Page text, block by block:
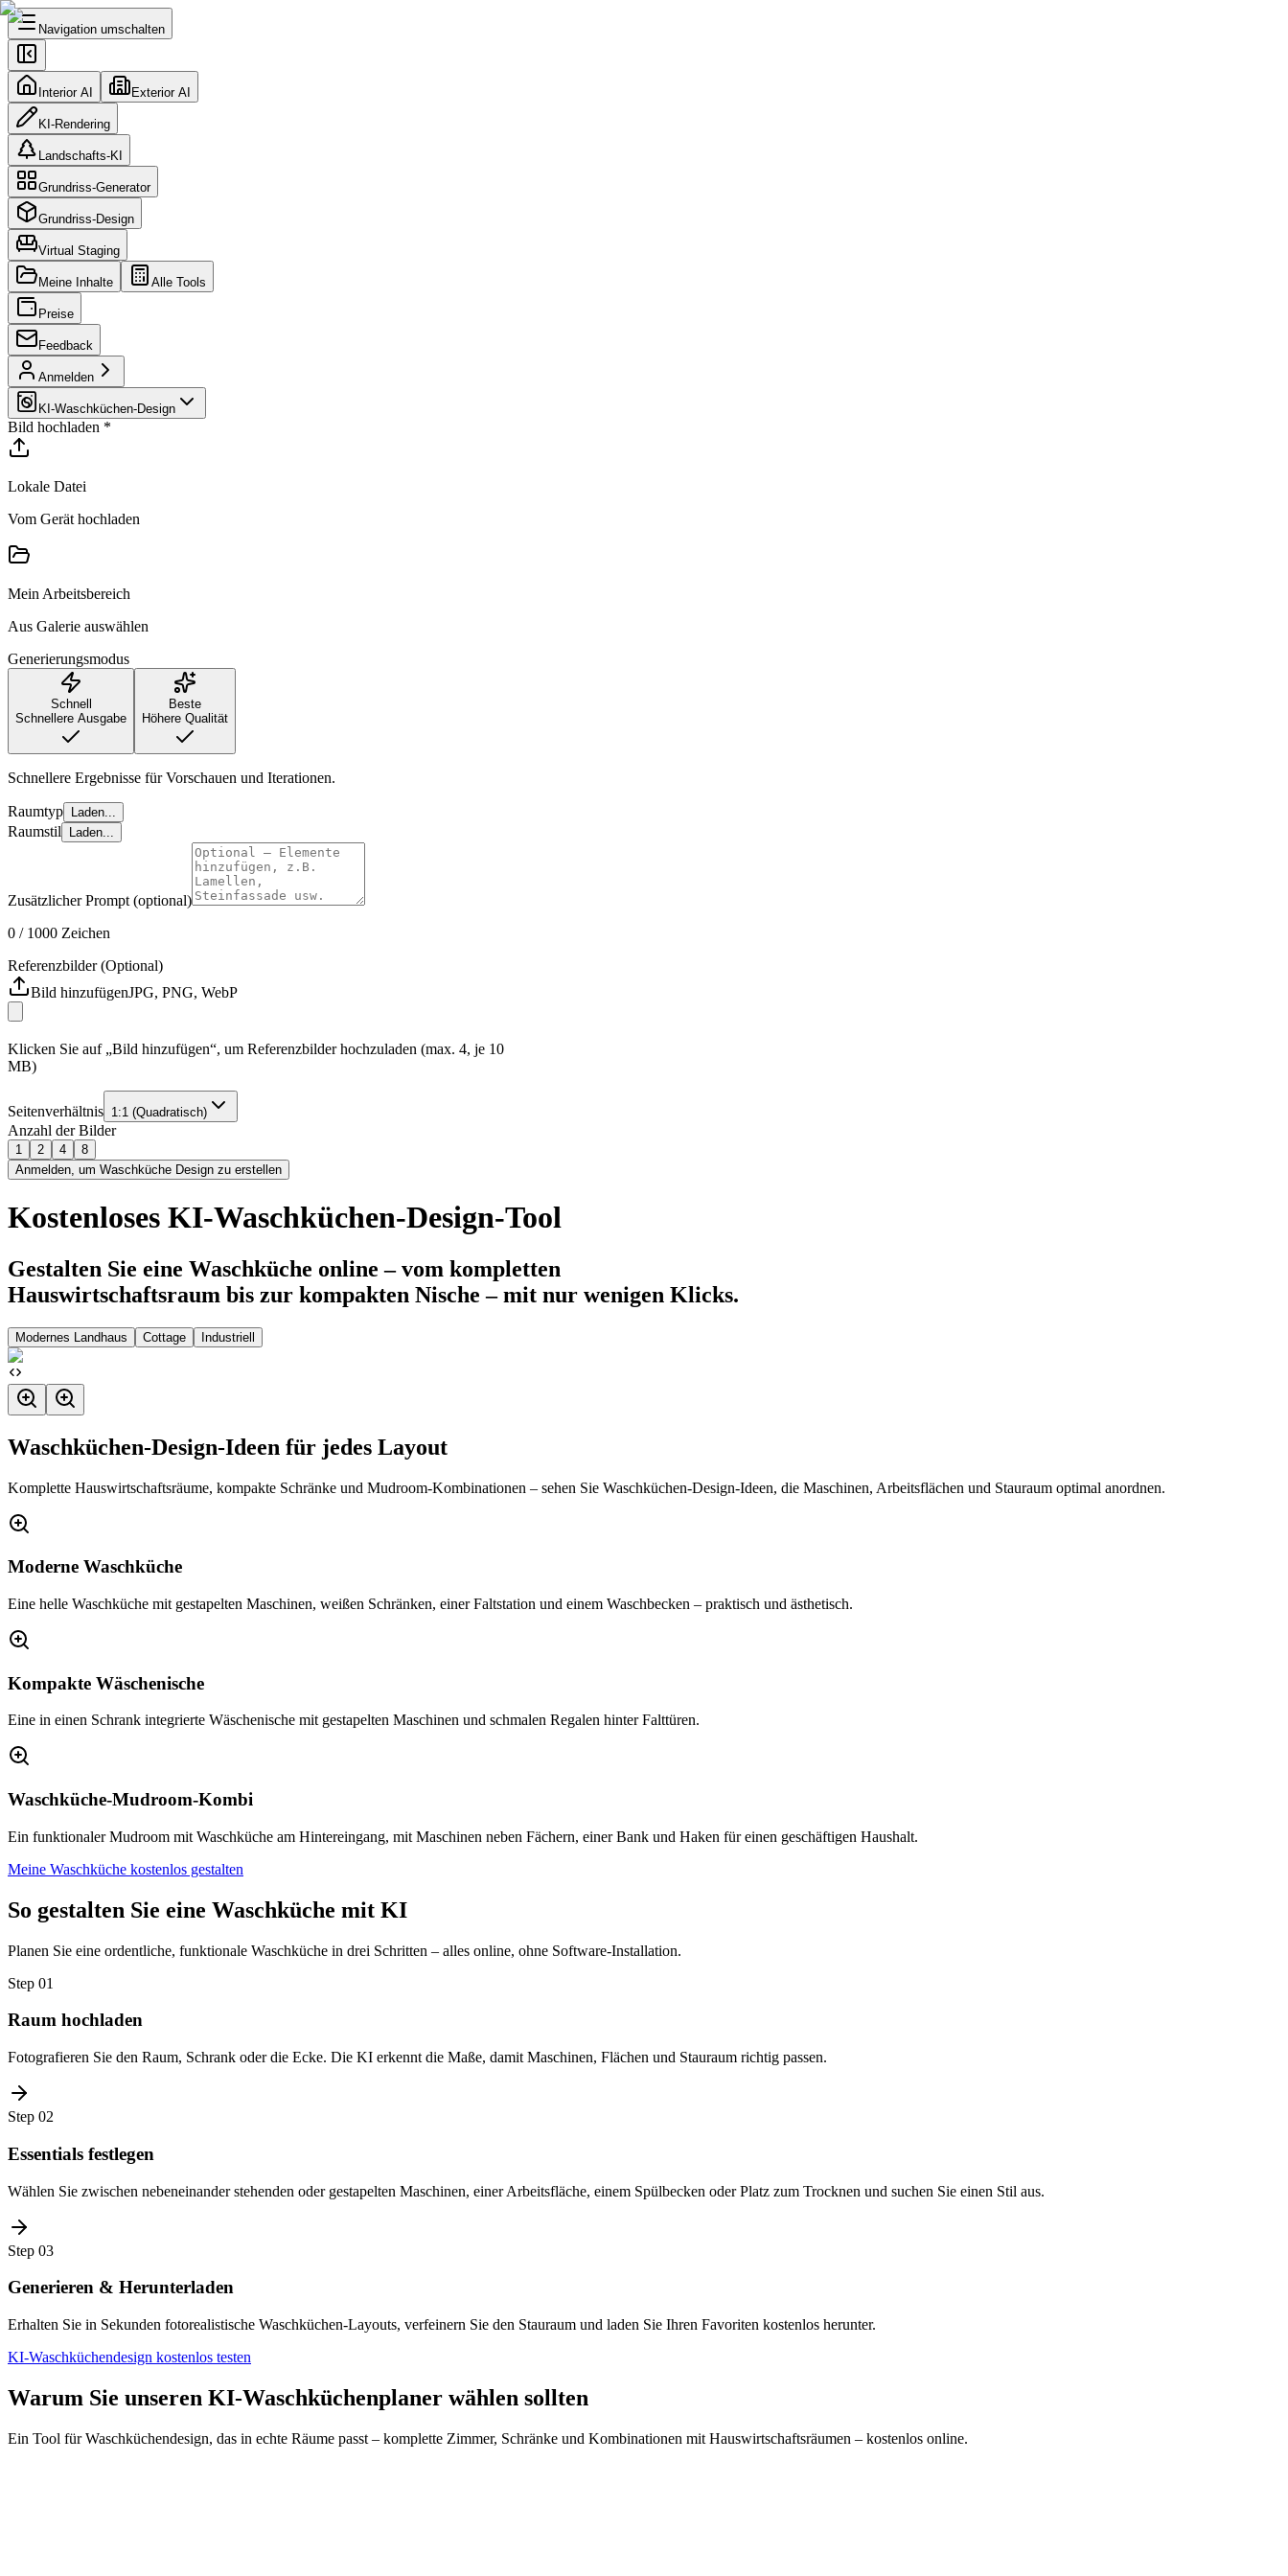
Navigation umschalten
Interior AI Exterior AI
KI-Rendering
Landschafts-KI
Grundriss-Generator
Grundriss-Design
Virtual Staging
Meine Inhalte Alle Tools
Preise
Feedback
Anmelden
KI-Waschküchen-Design
Bild hochladen *
Lokale Datei
Vom Gerät hochladen
Mein Arbeitsbereich
Aus Galerie auswählen
Generierungsmodus
Schnell
Schnellere Ausgabe
Beste
Höhere Qualität
Schnellere Ergebnisse für Vorschauen und Iterationen.
Raumtyp Laden...
Raumstil Laden...
Zusätzlicher Prompt (optional)
0 / 1000 Zeichen
Referenzbilder (Optional)
Bild hinzufügenJPG, PNG, WebP
Klicken Sie auf „Bild hinzufügen“, um Referenzbilder hochzuladen (max. 4, je 10
MB)
Seitenverhältnis 1:1 (Quadratisch)
Anzahl der Bilder
1 2 4
8
Anmelden, um Waschküche Design zu erstellen
Kostenloses KI-Waschküchen-Design-Tool
Gestalten Sie eine Waschküche online – vom kompletten
Hauswirtschaftsraum bis zur kompakten Nische – mit nur wenigen Klicks.
Modernes Landhaus Cottage Industriell
Waschküchen-Design-Ideen für jedes Layout
Komplette Hauswirtschaftsräume, kompakte Schränke und Mudroom-Kombinationen – sehen Sie Waschküchen-Design-Ideen, die Maschinen, Arbeitsflächen und Stauraum optimal anordnen.
Moderne Waschküche
Eine helle Waschküche mit gestapelten Maschinen, weißen Schränken, einer Faltstation und einem Waschbecken – praktisch und ästhetisch.
Kompakte Wäschenische
Eine in einen Schrank integrierte Wäschenische mit gestapelten Maschinen und schmalen Regalen hinter Falttüren.
Waschküche-Mudroom-Kombi
Ein funktionaler Mudroom mit Waschküche am Hintereingang, mit Maschinen neben Fächern, einer Bank und Haken für einen geschäftigen Haushalt.
Meine Waschküche kostenlos gestalten
So gestalten Sie eine Waschküche mit KI
Planen Sie eine ordentliche, funktionale Waschküche in drei Schritten – alles online, ohne Software-Installation.
Step 01
Raum hochladen
Fotografieren Sie den Raum, Schrank oder die Ecke. Die KI erkennt die Maße, damit Maschinen, Flächen und Stauraum richtig passen.
Step 02
Essentials festlegen
Wählen Sie zwischen nebeneinander stehenden oder gestapelten Maschinen, einer Arbeitsfläche, einem Spülbecken oder Platz zum Trocknen und suchen Sie einen Stil aus.
Step 03
Generieren & Herunterladen
Erhalten Sie in Sekunden fotorealistische Waschküchen-Layouts, verfeinern Sie den Stauraum und laden Sie Ihren Favoriten kostenlos herunter.
KI-Waschküchendesign kostenlos testen
Warum Sie unseren KI-Waschküchenplaner wählen sollten
Ein Tool für Waschküchendesign, das in echte Räume passt – komplette Zimmer, Schränke und Kombinationen mit Hauswirtschaftsräumen – kostenlos online.